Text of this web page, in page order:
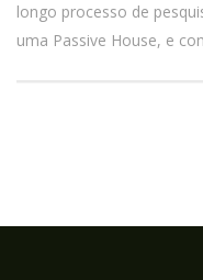
longo processo de
uma Passive House, e